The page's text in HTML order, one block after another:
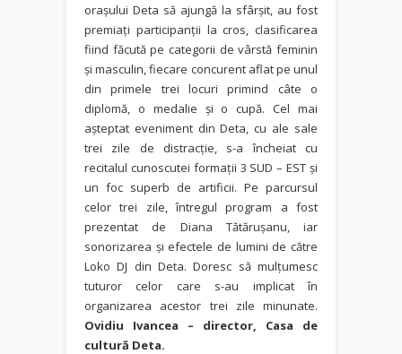
orașului Deta să ajungă la sfârșit, au fost
premiați participanţii la cros, clasificarea
fiind făcută pe categorii de vârstă feminin
şi masculin, fiecare concurent aflat pe unul
din primele trei locuri primind câte o
diplomă, o medalie şi o cupă. Cel mai
așteptat eveniment din Deta, cu ale sale
trei zile de distracție, s-a încheiat cu
recitalul cunoscutei formaţii 3 SUD – EST și
un foc superb de artificii. Pe parcursul
celor trei zile, întregul program a fost
prezentat de Diana Tătăruşanu, iar
sonorizarea şi efectele de lumini de către
Loko DJ din Deta. Doresc să mulţumesc
tuturor celor care s-au implicat în
organizarea acestor trei zile minunate.
Ovidiu Ivancea – director, Casa de
cultură Deta.